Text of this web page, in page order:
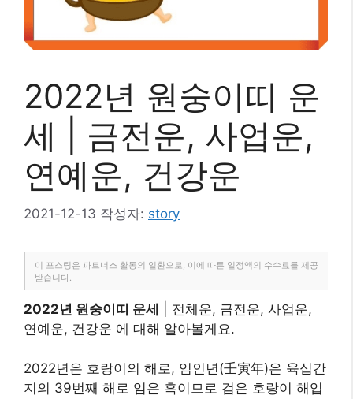
2022년 원숭이띠 운
세 | 금전운, 사업운,
연예운, 건강운
2021-12-13 작성자: story
이 포스팅은 파트너스 활동의 일환으로, 이에 따른 일정액의 수수료를 제공
받습니다.
2022년 원숭이띠 운세 | 전체운, 금전운, 사업운,
연예운, 건강운 에 대해 알아볼게요.
2022년은 호랑이의 해로, 임인년(壬寅年)은 육십간
지의 39번째 해로 임은 흑이므로 검은 호랑이 해입